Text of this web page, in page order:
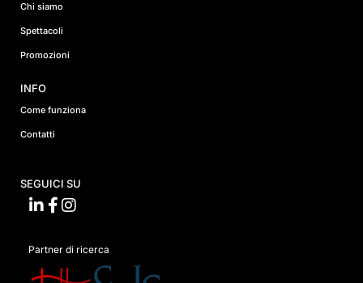
Chi siamo
Spettacoli
Promozioni
INFO
Come funziona
Contatti
SEGUICI SU
Partner di ricerca